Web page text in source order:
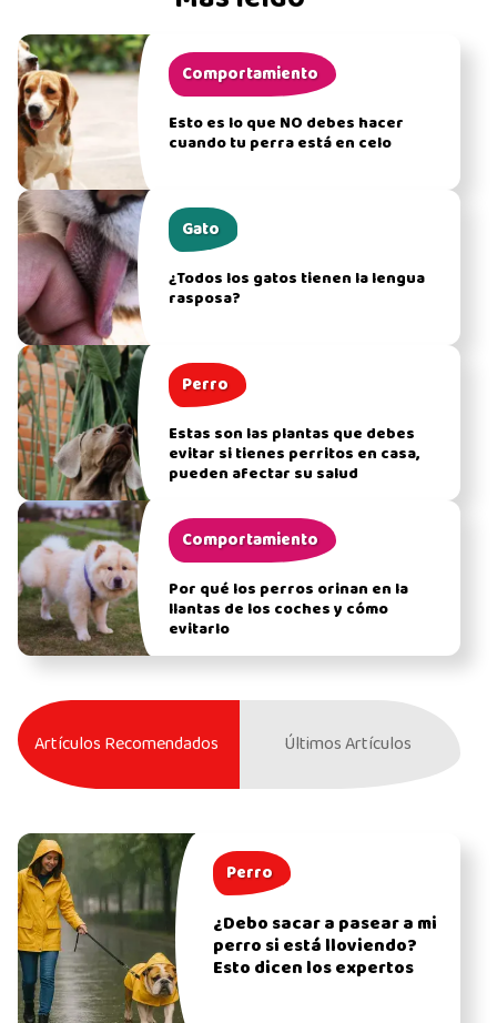
Comportamiento
Esto es lo que NO debes hacer
cuando tu perra está en celo
Gato
¿Todos los gatos tienen la lengua
rasposa?
Perro
Estas son las plantas que debes
evitar si tienes perritos en casa,
pueden afectar su salud
Comportamiento
Por qué los perros orinan en la
llantas de los coches y cómo
evitarlo
Artículos Recomendados Últimos Artículos
Perro
¿Debo sacar a pasear a mi
perro si está lloviendo?
Esto dicen los expertos